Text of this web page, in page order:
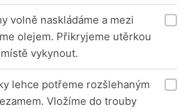
volně naskládáme a mezi
olejem. Přikryjeme utěrkou
vykynout.
lehce potřeme rozšlehaným
Vložíme do trouby